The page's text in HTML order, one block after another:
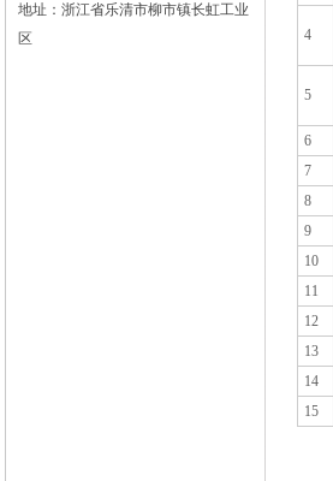
地址：浙江省乐清市柳市镇长虹工业
区
4
5
6
7
8
9
10
11
12
13
14
15